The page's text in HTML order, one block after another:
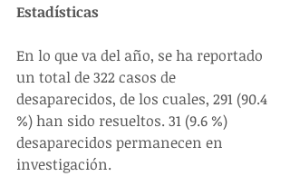
Estadísticas
En lo que va del año, se ha reportado
un total de 322 casos de
desaparecidos, de los cuales, 291 (90.4
%) han sido resueltos. 31 (9.6 %)
desaparecidos permanecen en
investigación.